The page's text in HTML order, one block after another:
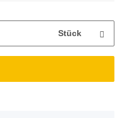
Stück